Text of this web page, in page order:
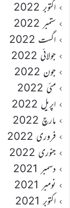
اکتوبر 2022
ستمبر 2022
اگست 2022
جولائی 2022
جون 2022
مئی 2022
اپریل 2022
مارچ 2022
فروری 2022
جنوری 2022
دسمبر 2021
نومبر 2021
اکتوبر 2021